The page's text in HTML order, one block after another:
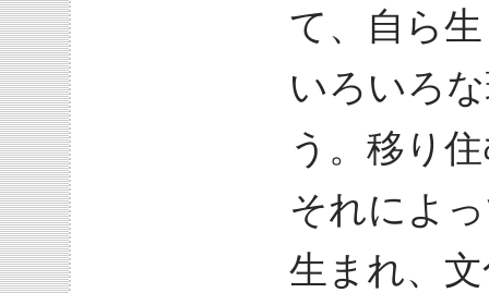
て、自ら
いろいろ
う。移り
それによ
生まれ、